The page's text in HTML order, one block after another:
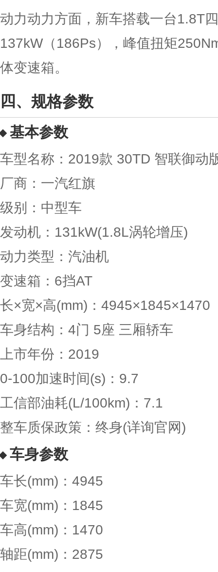
动力动力方面，新车搭载一台1.8T
137kW（186Ps），峰值扭矩
体变速箱。
规格参数
基本参数
车型名称：2019款 30TD 智联御动
厂商：一汽红旗
级别：中型车
发动机：131kW(1.8L涡轮增压)
动力类型：汽油机
变速箱：6挡AT
长×宽×高(mm)：4945×1845×1470
车身结构：4门 5座 三厢轿车
上市年份：2019
0-100加速时间(s)：9.7
工信部油耗(L/100km)：7.1
整车质保政策：终身(详询官网)
车身参数
车长(mm)：4945
车宽(mm)：1845
车高(mm)：1470
轴距(mm)：2875